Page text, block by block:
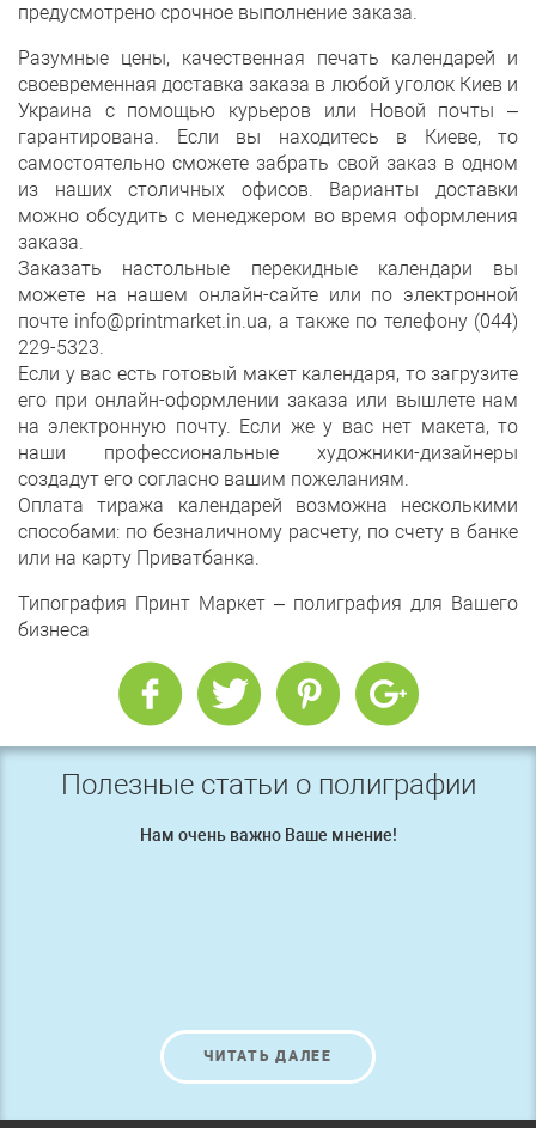
предусмотрено срочное выполнение заказа.
Разумные цены, качественная печать календарей и
своевременная доставка заказа в любой уголок Киев и
Украина с помощью курьеров или Новой почты –
гарантирована. Если вы находитесь в Киеве, то
самостоятельно сможете забрать свой заказ в одном
из наших столичных офисов. Варианты доставки
можно обсудить с менеджером во время оформления
заказа.
Заказать настольные перекидные календари вы
можете на нашем онлайн-сайте или по электронной
почте info@printmarket.in.ua, а также по телефону (044)
229-5323.
Если у вас есть готовый макет календаря, то загрузите
его при онлайн-оформлении заказа или вышлете нам
на электронную почту. Если же у вас нет макета, то
наши профессиональные художники-дизайнеры
создадут его согласно вашим пожеланиям.
Оплата тиража календарей возможна несколькими
способами: по безналичному расчету, по счету в банке
или на карту Приватбанка.
Типография Принт Маркет – полиграфия для Вашего
бизнеса
Полезные статьи о полиграфии
Нам очень важно Ваше мнение!
ЧИТАТЬ ДАЛЕЕ